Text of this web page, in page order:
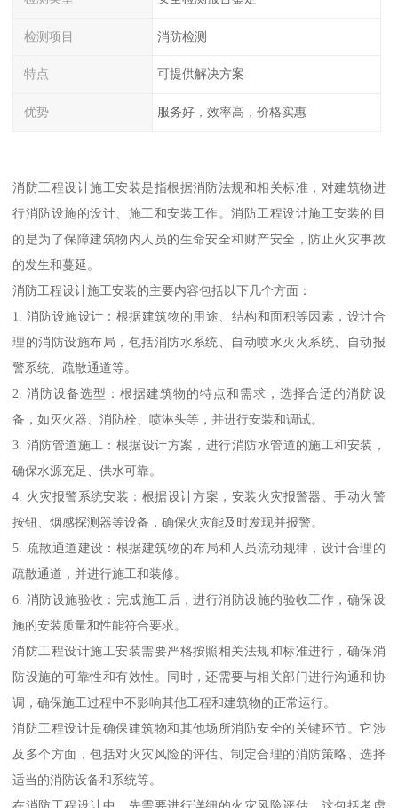
检测项目 消防检测
特点 可提供解决方案
优势 服务好，效率高，价格实惠
消防工程设计施工安装是指根据消防法规和相关标准，对建筑物进
行消防设施的设计、施工和安装工作。消防工程设计施工安装的目
的是为了保障建筑物内人员的生命安全和财产安全，防止火灾事故
的发生和蔓延。
消防工程设计施工安装的主要内容包括以下几个方面：
1. 消防设施设计：根据建筑物的用途、结构和面积等因素，设计合
理的消防设施布局，包括消防水系统、自动喷水灭火系统、自动报
警系统、疏散通道等。
2. 消防设备选型：根据建筑物的特点和需求，选择合适的消防设
备，如灭火器、消防栓、喷淋头等，并进行安装和调试。
3. 消防管道施工：根据设计方案，进行消防水管道的施工和安装，
确保水源充足、供水可靠。
4. 火灾报警系统安装：根据设计方案，安装火灾报警器、手动火警
按钮、烟感探测器等设备，确保火灾能及时发现并报警。
5. 疏散通道建设：根据建筑物的布局和人员流动规律，设计合理的
疏散通道，并进行施工和装修。
6. 消防设施验收：完成施工后，进行消防设施的验收工作，确保设
施的安装质量和性能符合要求。
消防工程设计施工安装需要严格按照相关法规和标准进行，确保消
防设施的可靠性和有效性。同时，还需要与相关部门进行沟通和协
调，确保施工过程中不影响其他工程和建筑物的正常运行。
消防工程设计是确保建筑物和其他场所消防安全的关键环节。它涉
及多个方面，包括对火灾风险的评估、制定合理的消防策略、选择
适当的消防设备和系统等。